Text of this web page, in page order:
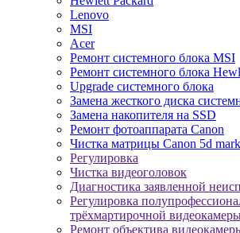
Lenovo
MSI
Acer
Ремонт системного блока MSI
Ремонт системного блока
Upgrade системного блока
Замена жесткого диска
Замена накопителя на SSD
Ремонт фотоаппарата Canon
Чистка матрицы Canon 5d
Регулировка
Чистка видеоголовок
Диагностика заявленной
Регулировка
трёхмартирочной
Ремонт объектива